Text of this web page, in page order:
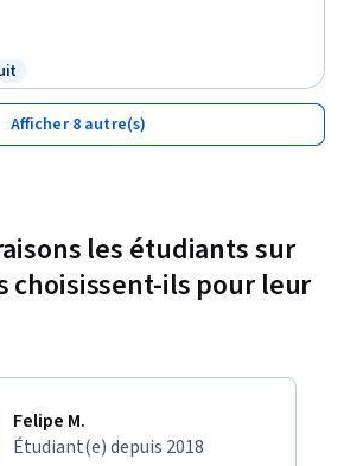
gratuit
Afficher 8 autre(s)
les étudiants sur
choisissent-ils pour leur
Felipe M.
Étudiant(e) depuis 2018